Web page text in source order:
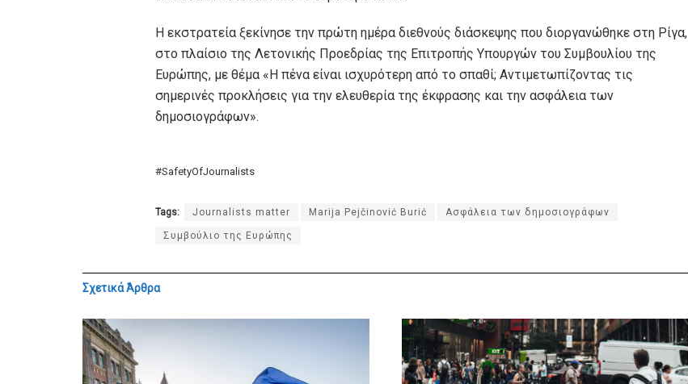
Η εκστρατεία ξεκίνησε την πρώτη ημέρα διεθνούς διάσκεψης που διοργανώθηκε στη Ρίγα,
στο πλαίσιο της Λετονικής Προεδρίας της Επιτροπής Υπουργών του Συμβουλίου της
Ευρώπης, με θέμα «Η πένα είναι ισχυρότερη από το σπαθί; Αντιμετωπίζοντας τις
σημερινές προκλήσεις για την ελευθερία της έκφρασης και την ασφάλεια των
δημοσιογράφων».
#SafetyOfJournalists
Tags: Journalists matter Marija Pejčinović Burić Ασφάλεια των δημοσιογράφων
Συμβούλιο της Ευρώπης
ΣχετικάΆρθρα